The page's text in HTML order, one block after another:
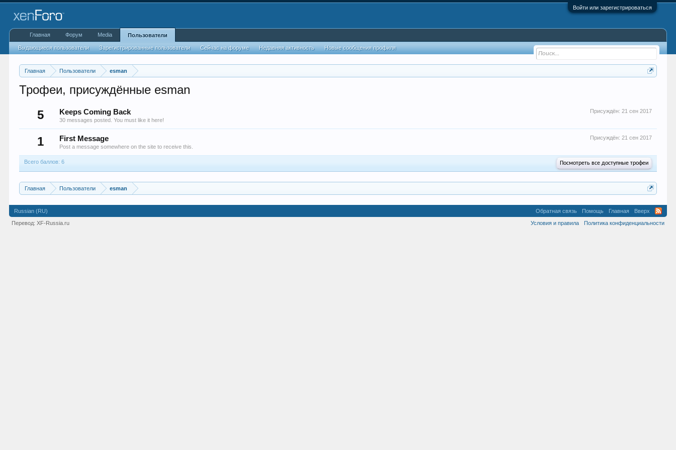
Войти или зарегистрироваться
Главная Пользователи esman
Трофеи, присуждённые esman
5
Присуждён: 21 сен 2017
Keeps Coming Back
30 messages posted. You must like it here!
1 Присуждён: 21 сен 2017
First Message
Post a message somewhere on the site to receive this.
Всего баллов: 6 Посмотреть все доступные трофеи
Главная Пользователи esman
Главная Форум Media Пользователи
Выдающиеся пользователи Зарегистрированные пользователи Сейчас на форуме Недавняя активность Новые сообщения профиля
Russian (RU) Обратная связь Помощь Главная
Вверх
Условия и правила
Политика конфиденциальности
Перевод:XF-Russia.ru